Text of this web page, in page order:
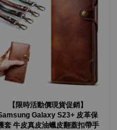
【限時活動價現貨促銷】
Galaxy S23+ 皮革保
套 牛皮真皮油蠟皮翻蓋扣帶手